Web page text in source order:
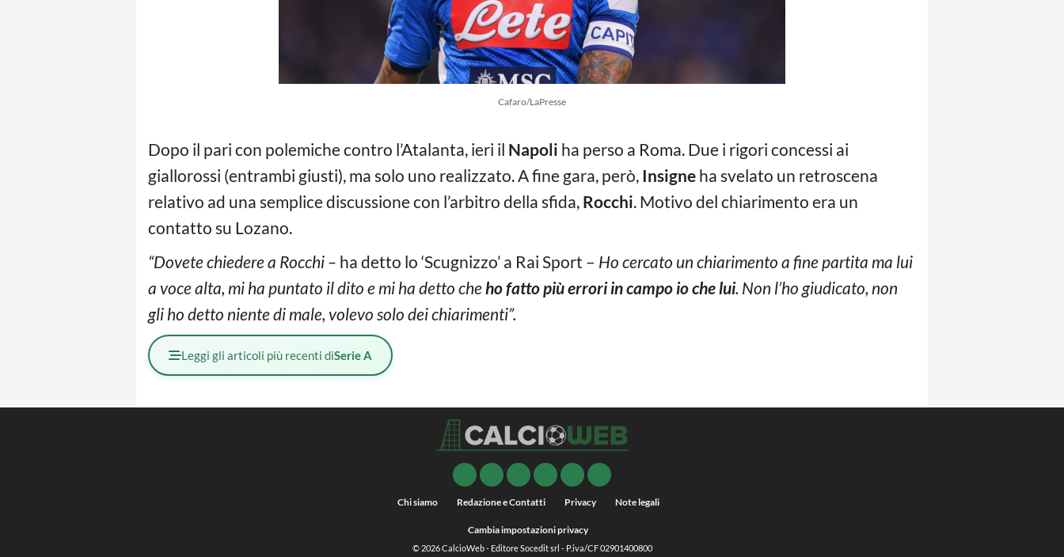
Cafaro/LaPresse
Dopo il pari con polemiche contro l’Atalanta, ieri il Napoli ha perso a Roma. Due i rigori concessi ai
giallorossi (entrambi giusti), ma solo uno realizzato. A fine gara, però, Insigne ha svelato un retroscena
relativo ad una semplice discussione con l’arbitro della sfida, Rocchi. Motivo del chiarimento era un
contatto su Lozano.
“Dovete chiedere a Rocchi – ha detto lo ‘Scugnizzo’ a Rai Sport – Ho cercato un chiarimento a fine partita ma lui
a voce alta, mi ha puntato il dito e mi ha detto cheho fatto più errori in campo io che lui. Non l’ho giudicato, non
gli ho detto niente di male, volevo solo dei chiarimenti”.
Leggi gli articoli più recenti diSerie A
Chi siamo Redazione e Contatti Privacy Note legali
Cambia impostazioni privacy
© 2026CalcioWeb- Editore Socedit srl - P.iva/CF 02901400800